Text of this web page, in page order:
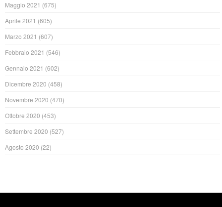
Maggio 2021 (675)
Aprile 2021 (605)
Marzo 2021 (607)
Febbraio 2021 (546)
Gennaio 2021 (602)
Dicembre 2020 (458)
Novembre 2020 (470)
Ottobre 2020 (453)
Settembre 2020 (527)
Agosto 2020 (22)